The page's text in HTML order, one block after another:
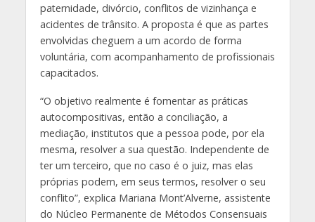
paternidade, divórcio, conflitos de vizinhança e
acidentes de trânsito. A proposta é que as partes
envolvidas cheguem a um acordo de forma
voluntária, com acompanhamento de profissionais
capacitados.
“O objetivo realmente é fomentar as práticas
autocompositivas, então a conciliação, a
mediação, institutos que a pessoa pode, por ela
mesma, resolver a sua questão. Independente de
ter um terceiro, que no caso é o juiz, mas elas
próprias podem, em seus termos, resolver o seu
conflito”, explica Mariana Mont’Alverne, assistente
do Núcleo Permanente de Métodos Consensuais